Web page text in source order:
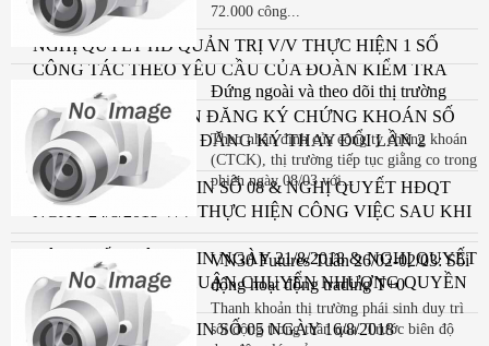
NGHỊ QUYẾT HĐ QUẢN TRỊ V/V THỰC HIỆN 1 SỐ
CÔNG TÁC THEO YÊU CẦU CỦA ĐOÀN KIỂM TRA
UBCKNN & CBTT NGÀ
GIẤY CHỨNG NHẬN ĐĂNG KÝ CHỨNG KHOÁN SỐ
136 ( 172 TỶ ĐỒNG)- ĐĂNG KÝ THAY ĐỔI LẦN 2
NGÀY 05/9/2018)
CÔNG BỐ THÔNG TIN SỐ 08 & NGHỊ QUYẾT HĐQT
NGÀY 24/8/2018 V/V THỰC HIỆN CÔNG VIỆC SAU KHI
NHẬN ĐƯỢC
CÔNG BỐ THÔNG TIN NGÀY 21/8/2018 & NGHỊ QUYẾT
HĐQT V/V CHẤP THUẬN CHUYỂN NHƯỢNG QUYỀN
SDĐ TẠI VSIP
CÔNG BỐ THÔNG TIN SỐ 05 NGÀY 16/8/2018
72.000 công...
Đứng ngoài và theo dõi thị trường
Theo nhận định của công ty chứng khoán
(CTCK), thị trường tiếp tục giằng co trong
phiên ngày 08/03 với...
VN30 Futures Tuần 26/02-02/03: Sôi
động hoạt động trading T+0
Thanh khoản thị trường phái sinh duy trì
sôi động trong tuần qua. Trước biên độ